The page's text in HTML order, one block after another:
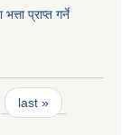
प्राप्त गर्ने
last »